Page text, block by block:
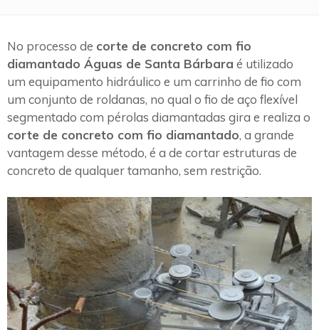
No processo de corte de concreto com fio
diamantado Águas de Santa Bárbara é utilizado
um equipamento hidráulico e um carrinho de fio com
um conjunto de roldanas, no qual o fio de aço flexível
segmentado com pérolas diamantadas gira e realiza o
corte de concreto com fio diamantado, a grande
vantagem desse método, é a de cortar estruturas de
concreto de qualquer tamanho, sem restrição.